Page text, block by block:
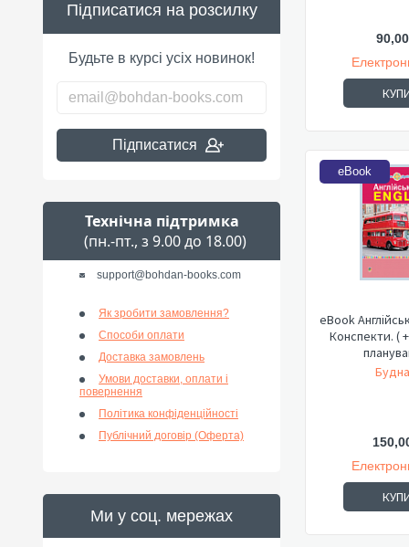
Підписатися на розсилку
Будьте в курсі усіх новинок!
Підписатися
Технічна підтримка
(пн.-пт., з 9.00 до 18.00)
support@bohdan-books.com
Як зробити замовлення?
Способи оплати
Доставка замовлень
Умови доставки, оплати і
повернення
Політика конфіденційності
Публічний договір (Оферта)
Ми у соц. мережах
eBook
eBook
Конспекти. (